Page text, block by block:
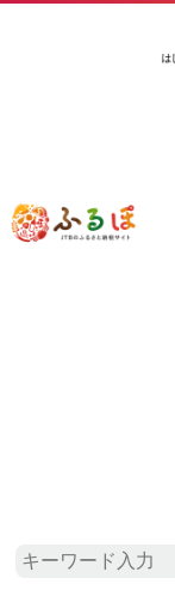
「ふるさと納税」TOP
検索結果一覧